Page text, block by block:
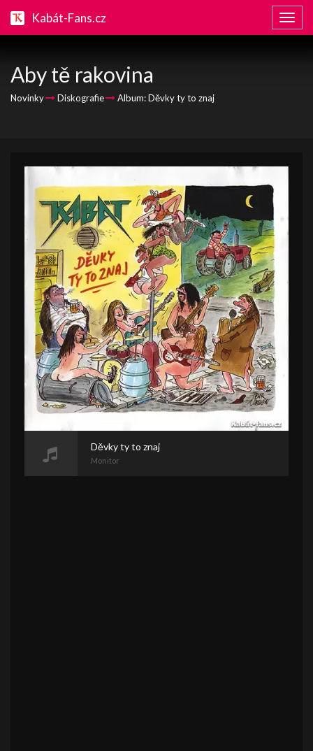
Kabát-Fans.cz
Aby tě rakovina
Novinky Diskografie Album: Děvky ty to znaj
Děvky ty to znaj
Monitor